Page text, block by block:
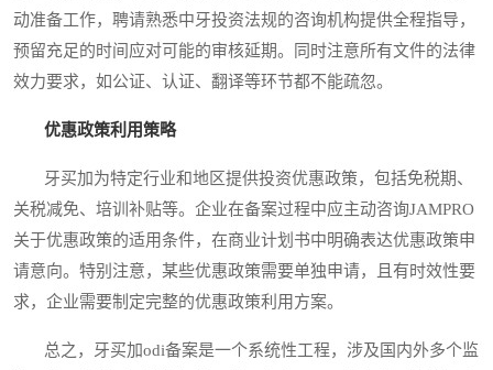
动准备工作，聘请熟悉中牙投资法规的咨询机构提供全程指导，
预留充足的时间应对可能的审核延期。同时注意所有文件的法律
效力要求，如公证、认证、翻译等环节都不能疏忽。
优惠政策利用策略
牙买加为特定行业和地区提供投资优惠政策，包括免税期、
关税减免、培训补贴等。企业在备案过程中应主动咨询JAMPRO
关于优惠政策的适用条件，在商业计划书中明确表达优惠政策申
请意向。特别注意，某些优惠政策需要单独申请，且有时效性要
求，企业需要制定完整的优惠政策利用方案。
总之，牙买加odi备案是一个系统性工程，涉及国内外多个监